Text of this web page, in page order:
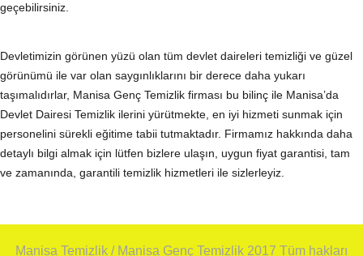
geçebilirsiniz.
Devletimizin görünen yüzü olan tüm devlet daireleri temizliği ve güzel
görünümü ile var olan saygınlıklarını bir derece daha yukarı
taşımalıdırlar, Manisa Genç Temizlik firması bu bilinç ile Manisa’da
Devlet Dairesi Temizlik ilerini yürütmekte, en iyi hizmeti sunmak için
personelini sürekli eğitime tabii tutmaktadır. Firmamız hakkında daha
detaylı bilgi almak için lütfen bizlere ulaşın, uygun fiyat garantisi, tam
ve zamanında, garantili temizlik hizmetleri ile sizlerleyiz.
Manisa Temizlik / Manisa Genç Temizlik 2017 Tüm hakları